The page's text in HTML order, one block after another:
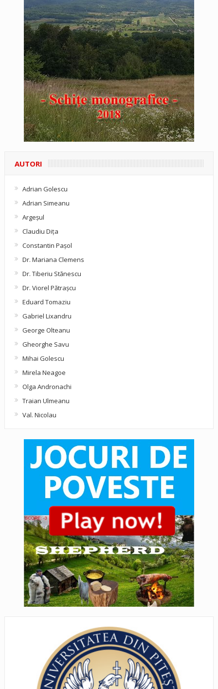
AUTORI
Adrian Golescu
Adrian Simeanu
Argeşul
Claudiu Diţa
Constantin Pașol
Dr. Mariana Clemens
Dr. Tiberiu Stănescu
Dr. Viorel Pătraşcu
Eduard Tomaziu
Gabriel Lixandru
George Olteanu
Gheorghe Savu
Mihai Golescu
Mirela Neagoe
Olga Andronachi
Traian Ulmeanu
Val. Nicolau